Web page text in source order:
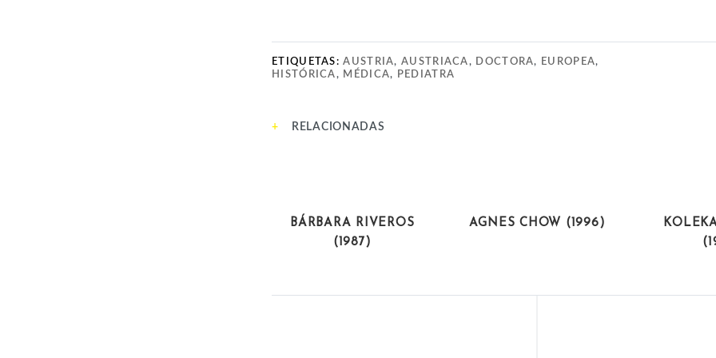
ETIQUETAS:AUSTRIA,AUSTRIACA, DOCTORA, EUROPEA,
HISTÓRICA, MÉDICA, PEDIATRA
RELACIONADAS
BÁRBARA RIVEROS
(1987)
AGNES CHOW (1996)